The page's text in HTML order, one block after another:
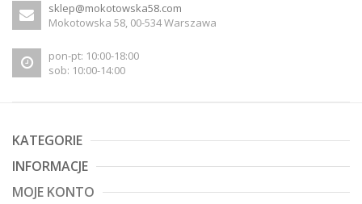
sklep@mokotowska58.com
Mokotowska 58, 00-534 Warszawa
pon-pt: 10:00-18:00
sob: 10:00-14:00
KATEGORIE
INFORMACJE
MOJE KONTO